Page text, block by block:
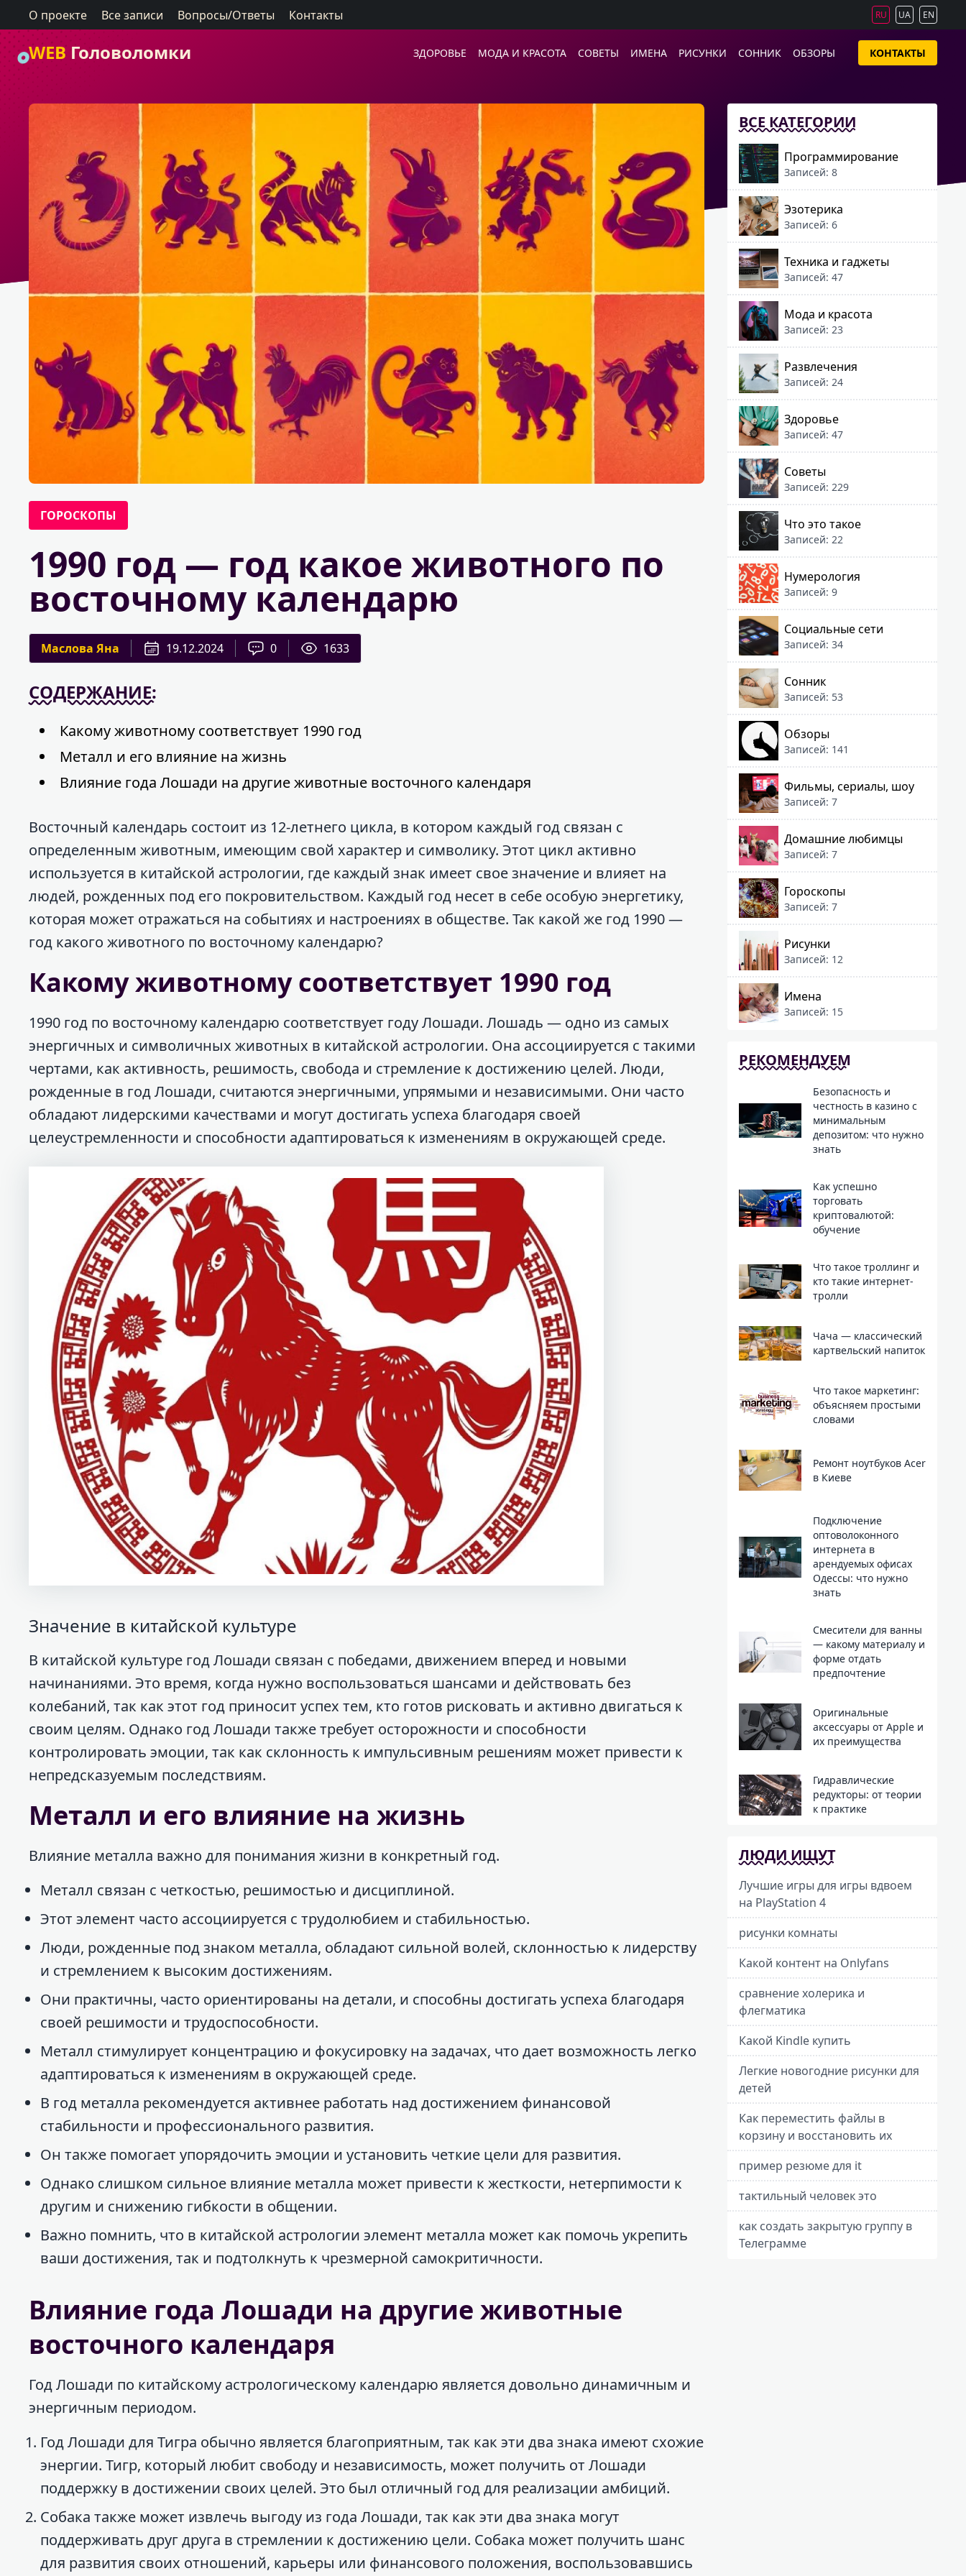
О проекте Все записи Вопросы/Ответы Контакты RU UA EN
WEB Головоломки ЗДОРОВЬЕ МОДА И КРАСОТА СОВЕТЫ ИМЕНА РИСУНКИ СОННИК ОБЗОРЫ КОНТАКТЫ
ГОРОСКОПЫ
1990 год — год какое животного по
восточному календарю
Маслова Яна 19.12.2024 0 1633
СОДЕРЖАНИЕ:
Какому животному соответствует 1990 год
Металл и его влияние на жизнь
Влияние года Лошади на другие животные восточного календаря
Восточный календарь состоит из 12-летнего цикла, в котором каждый год связан с
определенным животным, имеющим свой характер и символику. Этот цикл активно
используется в китайской астрологии, где каждый знак имеет свое значение и влияет на
людей, рожденных под его покровительством. Каждый год несет в себе особую энергетику,
которая может отражаться на событиях и настроениях в обществе. Так какой же год 1990 —
год какого животного по восточному календарю?
Какому животному соответствует 1990 год
1990 год по восточному календарю соответствует году Лошади. Лошадь — одно из самых
энергичных и символичных животных в китайской астрологии. Она ассоциируется с такими
чертами, как активность, решимость, свобода и стремление к достижению целей. Люди,
рожденные в год Лошади, считаются энергичными, упрямыми и независимыми. Они часто
обладают лидерскими качествами и могут достигать успеха благодаря своей
целеустремленности и способности адаптироваться к изменениям в окружающей среде.
Значение в китайской культуре
В китайской культуре год Лошади связан с победами, движением вперед и новыми
начинаниями. Это время, когда нужно воспользоваться шансами и действовать без
колебаний, так как этот год приносит успех тем, кто готов рисковать и активно двигаться к
своим целям. Однако год Лошади также требует осторожности и способности
контролировать эмоции, так как склонность к импульсивным решениям может привести к
непредсказуемым последствиям.
Металл и его влияние на жизнь
Влияние металла важно для понимания жизни в конкретный год.
Металл связан с четкостью, решимостью и дисциплиной.
Этот элемент часто ассоциируется с трудолюбием и стабильностью.
Люди, рожденные под знаком металла, обладают сильной волей, склонностью к лидерству
и стремлением к высоким достижениям.
Они практичны, часто ориентированы на детали, и способны достигать успеха благодаря
своей решимости и трудоспособности.
Металл стимулирует концентрацию и фокусировку на задачах, что дает возможность легко
адаптироваться к изменениям в окружающей среде.
В год металла рекомендуется активнее работать над достижением финансовой
стабильности и профессионального развития.
Он также помогает упорядочить эмоции и установить четкие цели для развития.
Однако слишком сильное влияние металла может привести к жесткости, нетерпимости к
другим и снижению гибкости в общении.
Важно помнить, что в китайской астрологии элемент металла может как помочь укрепить
ваши достижения, так и подтолкнуть к чрезмерной самокритичности.
Влияние года Лошади на другие животные
восточного календаря
Год Лошади по китайскому астрологическому календарю является довольно динамичным и
энергичным периодом.
Год Лошади для Тигра обычно является благоприятным, так как эти два знака имеют схожие
энергии. Тигр, который любит свободу и независимость, может получить от Лошади
поддержку в достижении своих целей. Это был отличный год для реализации амбиций.
Собака также может извлечь выгоду из года Лошади, так как эти два знака могут
поддерживать друг друга в стремлении к достижению цели. Собака может получить шанс
для развития своих отношений, карьеры или финансового положения, воспользовавшись
ВСЕ КАТЕГОРИИ
Программирование
Записей: 8
Эзотерика
Записей: 6
Техника и гаджеты
Записей: 47
Мода и красота
Записей: 23
Развлечения
Записей: 24
Здоровье
Записей: 47
Советы
Записей: 229
Что это такое
Записей: 22
Нумерология
Записей: 9
Социальные сети
Записей: 34
Сонник
Записей: 53
Обзоры
Записей: 141
Фильмы, сериалы, шоу
Записей: 7
Домашние любимцы
Записей: 7
Гороскопы
Записей: 7
Рисунки
Записей: 12
Имена
Записей: 15
РЕКОМЕНДУЕМ
Безопасность и
честность в казино с
минимальным
депозитом: что нужно
знать
Как успешно
торговать
криптовалютой:
обучение
Что такое троллинг и
кто такие интернет-
тролли
Чача — классический
картвельский напиток
Что такое маркетинг:
объясняем простыми
словами
Ремонт ноутбуков Acer
в Киеве
Подключение
оптоволоконного
интернета в
арендуемых офисах
Одессы: что нужно
знать
Смесители для ванны
— какому материалу и
форме отдать
предпочтение
Оригинальные
аксессуары от Apple и
их преимущества
Гидравлические
редукторы: от теории
к практике
ЛЮДИ ИЩУТ
Лучшие игры для игры вдвоем
на PlayStation 4
рисунки комнаты
Какой контент на Onlyfans
сравнение холерика и
флегматика
Какой Kindle купить
Легкие новогодние рисунки для
детей
Как переместить файлы в
корзину и восстановить их
пример резюме для it
тактильный человек это
как создать закрытую группу в
Телеграмме